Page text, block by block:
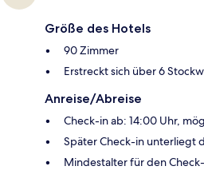
Größe des Hotels
90 Zimmer
Erstreckt sich über 6
Anreise/Abreise
Check-in ab: 14:00 Uhr,
Später Check-in unterliegt
Mindestalter für den